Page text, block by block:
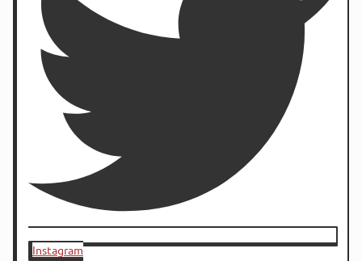
Instagram